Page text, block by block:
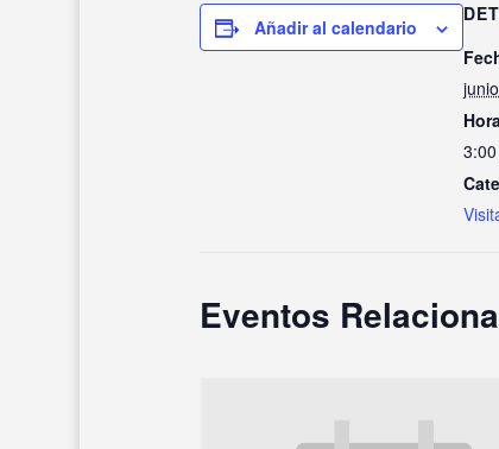
Añadir al calendario
Eventos